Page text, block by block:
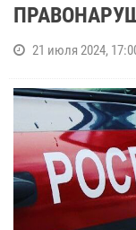
21 июля 2024,